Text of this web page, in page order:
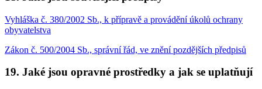
Vyhláška č. 380/2002 Sb., k přípravě a provádění úkolů ochrany
obyvatelstva
Zákon č. 500/2004 Sb., správní řád, ve znění pozdějších předpisů
19. Jaké jsou opravné prostředky a jak se uplatňují